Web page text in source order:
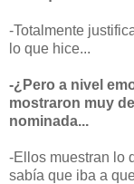
-Totalmente
lo que hice...
-¿Pero a nivel
mostraron muy
nominada...
-Ellos muestran lo
sabía que iba a